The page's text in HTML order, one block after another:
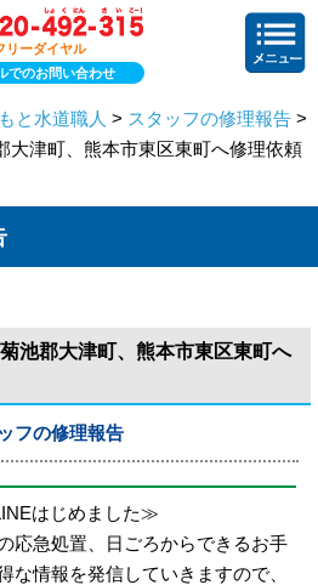
リーダイヤル
でのお問い合わせ
と水道職人 > スタッフの修理報告 >
大津町、熊本市東区東町へ修理依頼
池郡大津町、熊本市東区東町へ
フの修理報告
はじめました≫
応急処置、日ごろからできるお手
な情報を発信していきますので、